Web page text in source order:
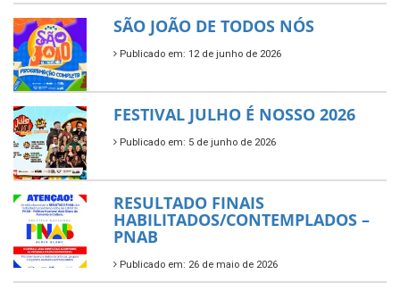
SÃO JOÃO DE TODOS NÓS
Publicado em: 12 de junho de 2026
FESTIVAL JULHO É NOSSO 2026
Publicado em: 5 de junho de 2026
RESULTADO FINAIS
HABILITADOS/CONTEMPLADOS –
PNAB
Publicado em: 26 de maio de 2026